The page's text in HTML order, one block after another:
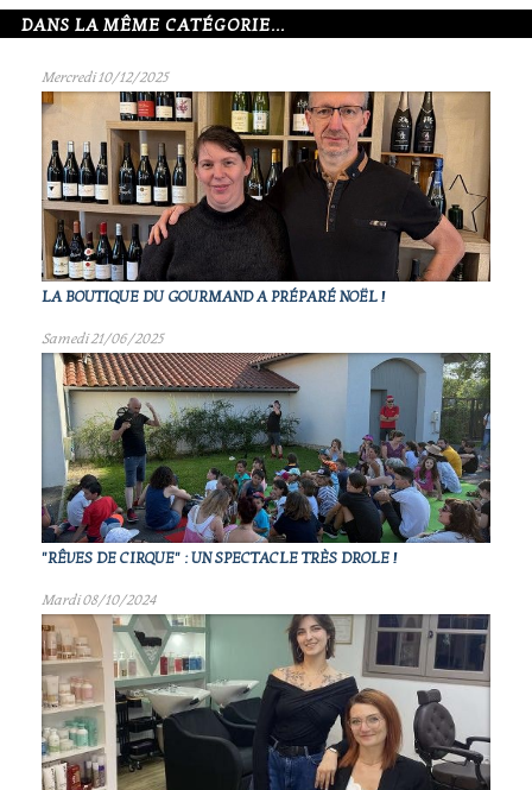
DANS LA MÊME CATÉGORIE...
Mercredi 10/12/2025
LA BOUTIQUE DU GOURMAND A PRÉPARÉ NOËL !
Samedi 21/06/2025
"RÊVES DE CIRQUE" : UN SPECTACLE TRÈS DROLE !
Mardi 08/10/2024